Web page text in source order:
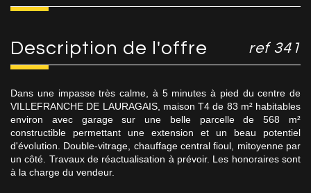
description de l'offre ref 341
Dans une impasse très calme, à 5 minutes à pied du centre de
VILLEFRANCHE DE LAURAGAIS, maison T4 de 83 m² habitables
environ avec garage sur une belle parcelle de 568 m²
constructible permettant une extension et un beau potentiel
d'évolution. Double-vitrage, chauffage central fioul, mitoyenne par
un côté. Travaux de réactualisation à prévoir. Les honoraires sont
à la charge du vendeur.